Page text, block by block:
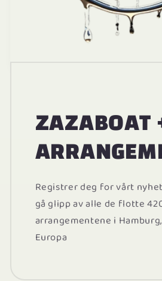
Registrer deg for vårt
gå glipp av alle de flotte
arrangementene i
Europa